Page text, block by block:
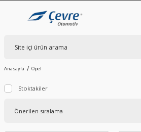
Anasayfa Opel
Stoktakiler